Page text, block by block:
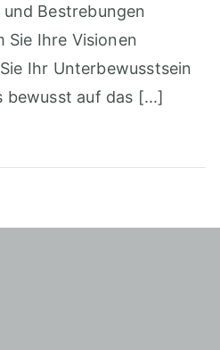
Bestrebungen
Sie Ihre Visionen
Ihr Unterbewusstsein
bewusst auf das [...]